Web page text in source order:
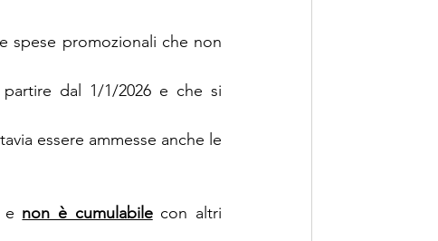
promozionali che non
dal 1/1/2026 e che si
essere ammesse anche le
e non è cumulabile con altri